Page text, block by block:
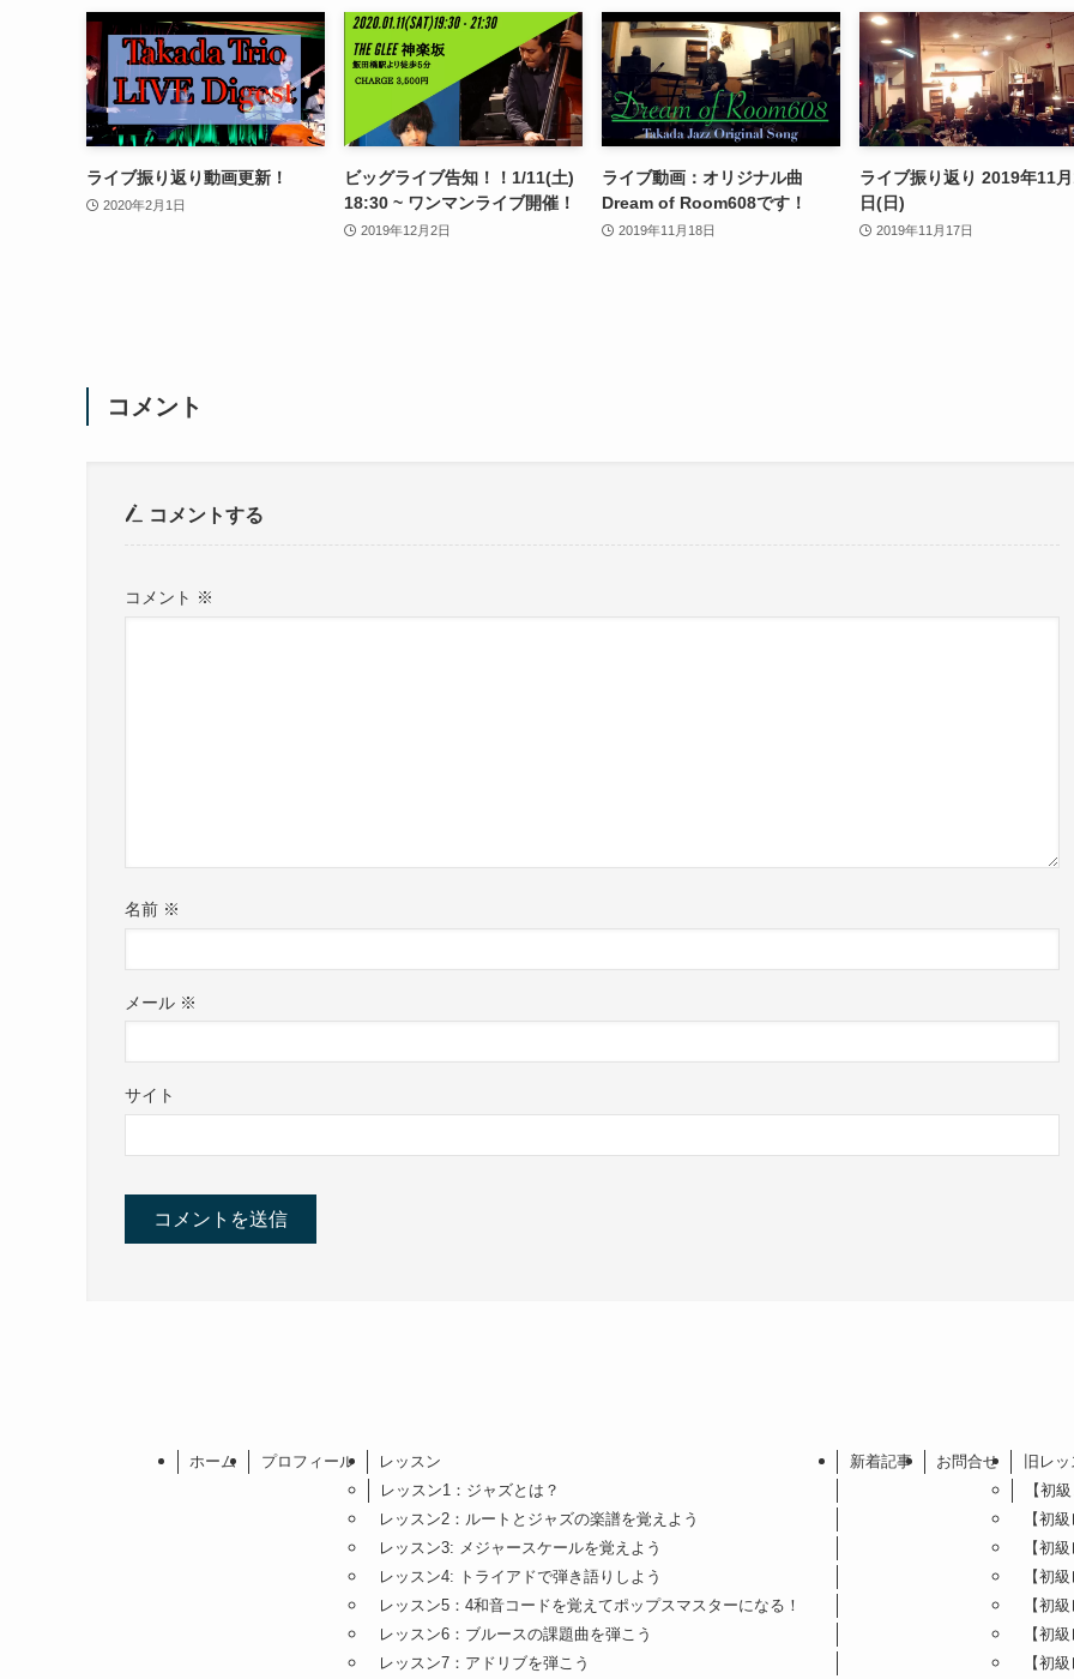
ライブ振り返り動画更新！
2020年2月1日
ビッグライブ告知！！1/11(土)
18:30 ~ ワンマンライブ開催！
2019年12月2日
ライブ動画：オリジナル曲
Dream of Room608です！
2019年11月18日
ライブ振り返り 2019年11
日(日)
2019年11月17日
コメント
コメントする
コメント ※
名前 ※
メール ※
サイト
ホーム プロフィール
レッスン
レッスン1：ジャズとは？
レッスン2：ルートとジャズの楽譜を覚えよう
レッスン3: メジャースケールを覚えよう
レッスン4: トライアドで弾き語りしよう
レッスン5：4和音コードを覚えてポップスマスターになる！
レッスン6：ブルースの課題曲を弾こう
レッスン7：アドリブを弾こう
新着記事 お問合せ
旧レ
【初
【初
【初
【初
【初
【初
【初